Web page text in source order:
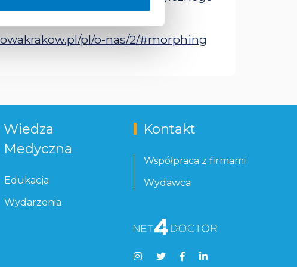
pl/o-nas/2/#morphing
Wiedza
Medyczna
Edukacja
Wydarzenia
Kontakt
Współpraca z firmami
Wydawca